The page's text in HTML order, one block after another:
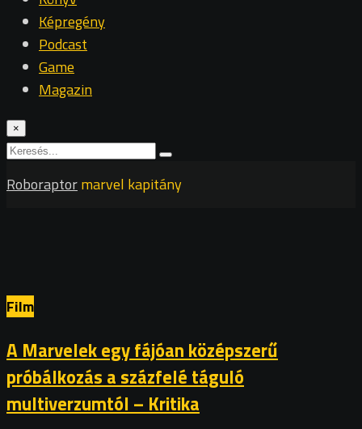
Képregény
Podcast
Game
Magazin
×
Roboraptormarvel kapitány
Film
A Marvelek egy fájóan középszerű
próbálkozás a százfelé táguló
multiverzumtól – Kritika